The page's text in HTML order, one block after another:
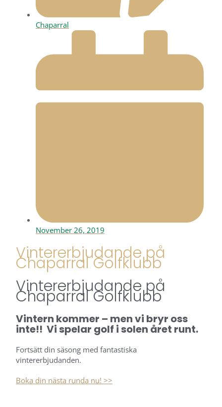
Chaparral
November 26, 2019
Vintererbjudande på
Chaparral Golfklubb
Vintererbjudande på
Chaparral Golfklubb
Vintern kommer – men vi bryr oss
inte!! Vi spelar golf i solen året runt.
Fortsätt din säsong med fantastiska
vintererbjudanden.
Boka din nästa runda nu! >>